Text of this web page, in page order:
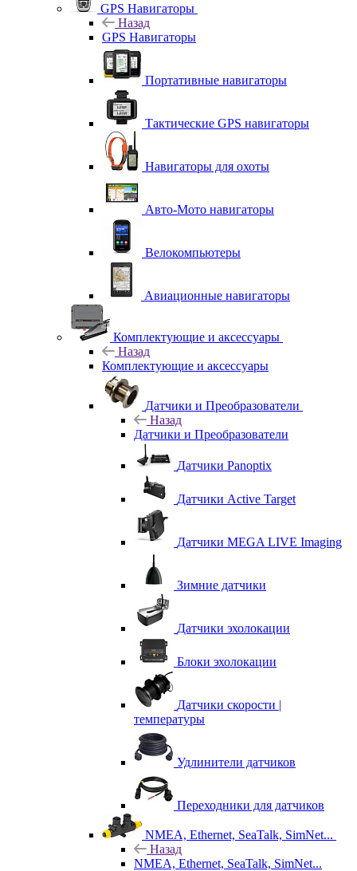
GPS Навигаторы
Назад
GPS Навигаторы
Портативные навигаторы
Тактические GPS навигаторы
Навигаторы для охоты
Авто-Мото навигаторы
Велокомпьютеры
Авиационные навигаторы
Комплектующие и аксессуары
Назад
Комплектующие и аксессуары
Датчики и Преобразователи
Назад
Датчики и Преобразователи
Датчики Panoptix
Датчики Active Target
Датчики MEGA LIVE Imaging
Зимние датчики
Датчики эхолокации
Блоки эхолокации
Датчики скорости |
температуры
Удлинители датчиков
Переходники для датчиков
NMEA, Ethernet, SeaTalk, SimNet...
Назад
NMEA, Ethernet, SeaTalk, SimNet...